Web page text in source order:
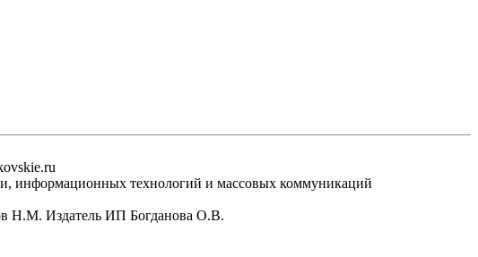
информационных технологий и массовых коммуникаций
Н.М. Издатель ИП Богданова О.В.